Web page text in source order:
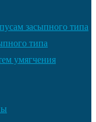
засыпного типа
типа
умягчения